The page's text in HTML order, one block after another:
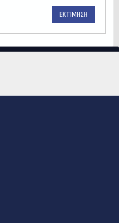
ΕΚΤΊΜΗΣΗ